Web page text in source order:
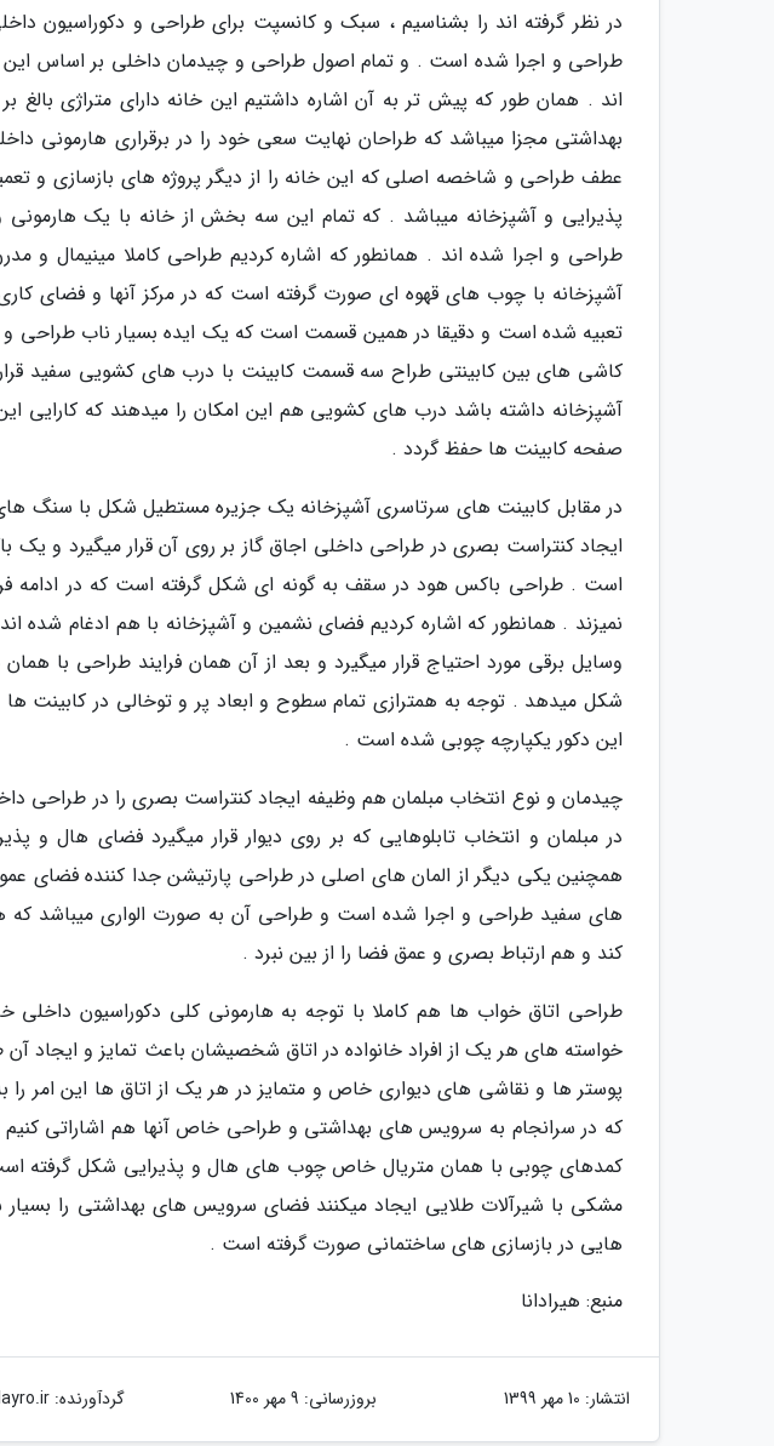
در نظر گرفته اند را بشناسیم ، سبک و کانسپت برای طراحی و دکوراسیون
طراحی و اجرا شده است . و تمام اصول طراحی و چیدمان داخلی بر اساس
بهداشتی مجزا میباشد که طراحان نهایت سعی خود را در برقراری هارمونی
عطف طراحی و شاخصه اصلی که این خانه را از دیگر پروژه های بازسازی و
پذیرایی و آشپزخانه میباشد . که تمام این سه بخش از خانه با یک
طراحی و اجرا شده اند . همانطور که اشاره کردیم طراحی کاملا مینیمال و
آشپزخانه با چوب های قهوه ای صورت گرفته است که در مرکز آنها و فضای
تعبیه شده است و دقیقا در همین قسمت است که یک ایده بسیار ناب طراحی و
کاشی های بین کابینتی طراح سه قسمت کابینت با درب های کشویی سفید قرار
آشپزخانه داشته باشد درب های کشویی هم این امکان را میدهند که کارایی
صفحه کابینت ها حفظ گردد .
در مقابل کابینت های سرتاسری آشپزخانه یک جزیره مستطیل شکل با سنگ های
ایجاد کنتراست بصری در طراحی داخلی اجاق گاز بر روی آن قرار میگیرد و
است . طراحی باکس هود در سقف به گونه ای شکل گرفته است که در ادامه
نمیزند . همانطور که اشاره کردیم فضای نشمین و آشپزخانه با هم ادغام شده
شکل میدهد . توجه به همترازی تمام سطوح و ابعاد پر و توخالی در کابینت ها
این دکور یکپارچه چوبی شده است .
چیدمان و نوع انتخاب مبلمان هم وظیفه ایجاد کنتراست بصری را در طراحی
در مبلمان و انتخاب تابلوهایی که بر روی دیوار قرار میگیرد فضای هال و
همچنین یکی دیگر از المان های اصلی در طراحی پارتیشن جدا کننده فضای
های سفید طراحی و اجرا شده است و طراحی آن به صورت الواری میباشد که
کند و هم ارتباط بصری و عمق فضا را از بین نبرد .
طراحی اتاق خواب ها هم کاملا با توجه به هارمونی کلی دکوراسیون داخلی
خواسته های هر یک از افراد خانواده در اتاق شخصیشان باعث تمایز و
پوستر ها و نقاشی های دیواری خاص و متمایز در هر یک از اتاق ها این امر
که در سرانجام به سرویس های بهداشتی و طراحی خاص آنها هم اشاراتی
کمدهای چوبی با همان متریال خاص چوب های هال و پذیرایی شکل گرفته
مشکی با شیرآلات طلایی ایجاد میکنند فضای سرویس های بهداشتی را
هایی در بازسازی های ساختمانی صورت گرفته است .
منبع: هیرادانا
انتشار: 10 مهر 1399 بروزرسانی: 9 مهر 1400 گردآورنده: